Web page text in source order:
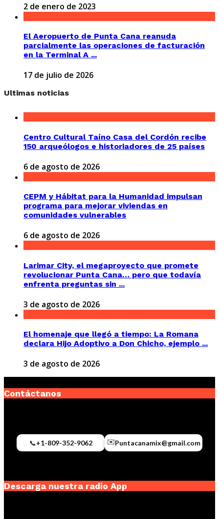
2 de enero de 2023
El Aeropuerto de Punta Cana reanuda
parcialmente las operaciones de facturación
en la Terminal A ...
17 de julio de 2026
Ultimas noticias
Centro Cultural Taíno Casa del Cordón recibe
150 arqueólogos e historiadores de 25 países
6 de agosto de 2026
CEPM y Hábitat para la Humanidad impulsan
programa para mejorar viviendas en
comunidades vulnerables
6 de agosto de 2026
Larimar City, el megaproyecto que promete
revolucionar Punta Cana… pero que todavía
enfrenta preguntas sin ...
3 de agosto de 2026
El homenaje que llegó a tiempo: La Romana
declara Hijo Adoptivo a Don Chicho, ejemplo ...
3 de agosto de 2026
Contáctanos
📞+1-809-352-9062 ✉️Puntacanamix@gmail.com
Descarga nuestra radio App